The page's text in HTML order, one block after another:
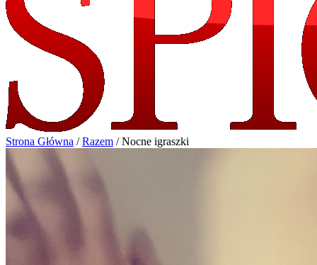
Strona Główna / Razem / Nocne igraszki